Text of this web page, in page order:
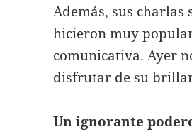
Además, sus charlas
hicieron muy
comunicativa. Ayer
disfrutar de su
Un ignorante